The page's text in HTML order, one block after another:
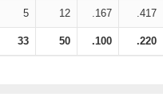
5 12 .167 .417
33 50 .100 .220